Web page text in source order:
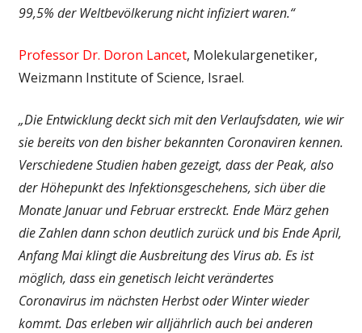
99,5% der Weltbevölkerung nicht infiziert waren.“
Professor Dr. Doron Lancet, Molekulargenetiker,
Weizmann Institute of Science, Israel.
„Die Entwicklung deckt sich mit den Verlaufsdaten, wie wir
sie bereits von den bisher bekannten Coronaviren kennen.
Verschiedene Studien haben gezeigt, dass der Peak, also
der Höhepunkt des Infektionsgeschehens, sich über die
Monate Januar und Februar erstreckt. Ende März gehen
die Zahlen dann schon deutlich zurück und bis Ende April,
Anfang Mai klingt die Ausbreitung des Virus ab. Es ist
möglich, dass ein genetisch leicht verändertes
Coronavirus im nächsten Herbst oder Winter wieder
kommt. Das erleben wir alljährlich auch bei anderen